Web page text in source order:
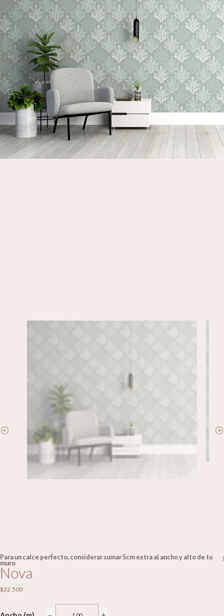
Para un calce perfecto, considerar sumar 5cm extra al ancho y alto de tu
muro
|
Nova
$22.500